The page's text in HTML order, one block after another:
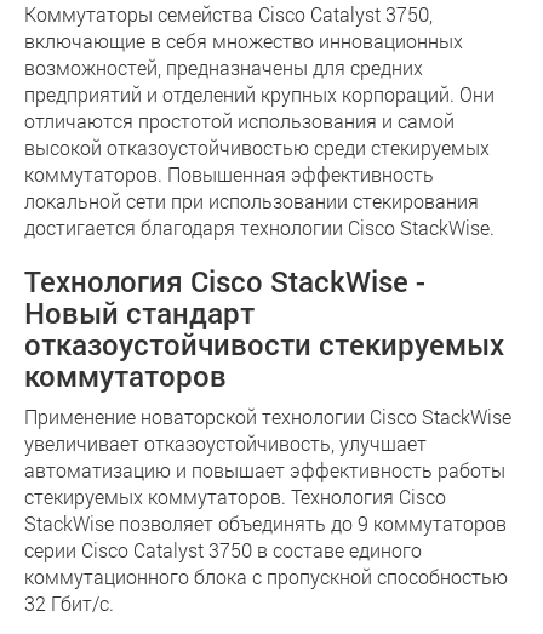
Коммутаторы семейства Cisco Catalyst 3750,
включающие в себя множество инновационных
возможностей, предназначены для средних
предприятий и отделений крупных корпораций. Они
отличаются простотой использования и самой
высокой отказоустойчивостью среди стекируемых
коммутаторов. Повышенная эффективность
локальной сети при использовании стекирования
достигается благодаря технологии Cisco StackWise.
Технология Cisco StackWise -
Новый стандарт
отказоустойчивости стекируемых
коммутаторов
Применение новаторской технологии Cisco StackWise
увеличивает отказоустойчивость, улучшает
автоматизацию и повышает эффективность работы
стекируемых коммутаторов. Технология Cisco
StackWise позволяет объединять до 9 коммутаторов
серии Cisco Catalyst 3750 в составе единого
коммутационного блока с пропускной способностью
32 Гбит/с.